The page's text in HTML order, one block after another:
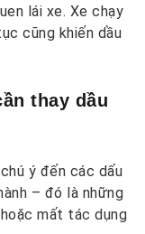
lái xe. Xe chạy
cũng khiến dầu
thay dầu
ý đến các dấu
– đó là những
mất tác dụng